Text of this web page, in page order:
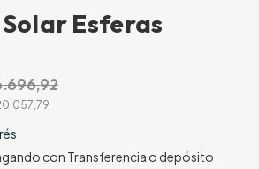
Esferas
con Transferencia o depósito